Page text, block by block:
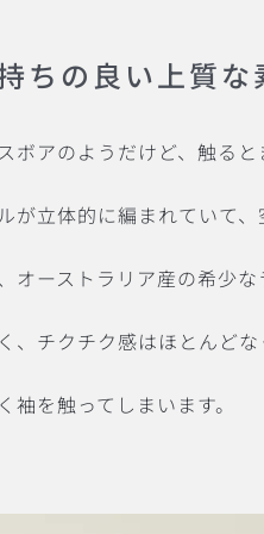
ちの良い上質な
ボアのようだけど、触ると
が立体的に編まれていて
オーストラリア産の希少な
、チクチク感はほとんどな
袖を触ってしまいます。